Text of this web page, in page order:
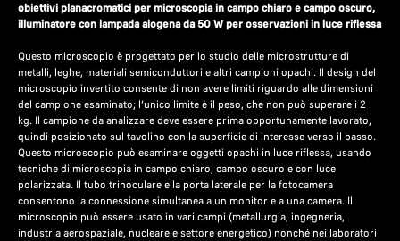
obiettivi planacromatici per microscopia in campo chiaro e campo oscuro,
illuminatore con lampada alogena da 50 W per osservazioni in luce riflessa
Questo microscopio è progettato per lo studio delle microstrutture di
metalli, leghe, materiali semiconduttori e altri campioni opachi. Il design del
microscopio invertito consente di non avere limiti riguardo alle dimensioni
del campione esaminato; l’unico limite è il peso, che non può superare i 2
kg. Il campione da analizzare deve essere prima opportunamente lavorato,
quindi posizionato sul tavolino con la superficie di interesse verso il basso.
Questo microscopio può esaminare oggetti opachi in luce riflessa, usando
tecniche di microscopia in campo chiaro, campo oscuro e con luce
polarizzata. Il tubo trinoculare e la porta laterale per la fotocamera
consentono la connessione simultanea a un monitor e a una camera. Il
microscopio può essere usato in vari campi (metallurgia, ingegneria,
industria aerospaziale, nucleare e settore energetico) nonché nei laboratori